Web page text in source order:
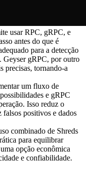
usar RPC, gRPC, e
antes do que é
para a detecção
Geyser gRPC, por outro
precisas, tornando-a
um fluxo de
e gRPC
Isso reduz o
falsos positivos e dados
combinado de Shreds
para equilibrar
opção econômica
e confiabilidade.